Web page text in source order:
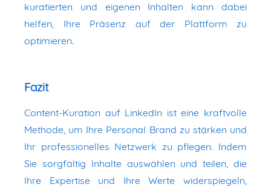
kuratierten und eigenen Inhalten kann dabei
helfen, Ihre Präsenz auf der Plattform zu
optimieren.
Fazit
Content-Kuration auf LinkedIn ist eine kraftvolle
Methode, um Ihre Personal Brand zu stärken und
Ihr professionelles Netzwerk zu pflegen. Indem
Sie sorgfältig Inhalte auswählen und teilen, die
Ihre Expertise und Ihre Werte widerspiegeln,